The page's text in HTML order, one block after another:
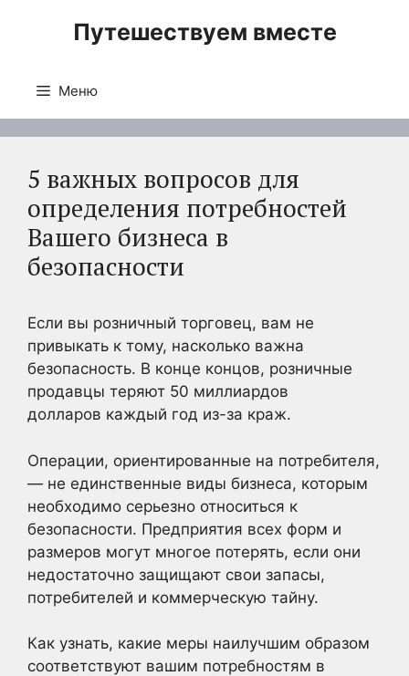
Путешествуем вместе
Меню
5 важных вопросов для
определения потребностей
Вашего бизнеса в
безопасности
Если вы розничный торговец, вам не
привыкать к тому, насколько важна
безопасность. В конце концов, розничные
продавцы теряют 50 миллиардов
долларов каждый год из-за краж.
Операции, ориентированные на потребителя,
— не единственные виды бизнеса, которым
необходимо серьезно относиться к
безопасности. Предприятия всех форм и
размеров могут многое потерять, если они
недостаточно защищают свои запасы,
потребителей и коммерческую тайну.
Как узнать, какие меры наилучшим образом
соответствуют вашим потребностям в